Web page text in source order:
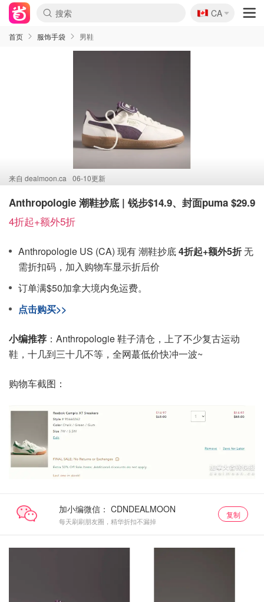
🇨🇦
CA
首页 服饰手袋 男鞋
来自 dealmoon.ca 06-10更新
Anthropologie 潮鞋抄底 | 锐步$14.9、封面puma $29.9
4折起+额外5折
Anthropologie US (CA) 现有 潮鞋抄底4折起+额外5折无
需折扣码，加入购物车显示折后价
订单满$50加拿大境内免运费。
点击购买>>
小编推荐 ：Anthropologie 鞋子清仓，上了不少复古运动
鞋，十几到三十几不等，全网蕞低价快冲一波~
购物车截图：
加小编微信：
每天刷刷朋友圈，精华折扣不漏掉
复制